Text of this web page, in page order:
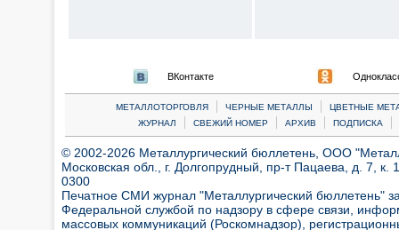
ВКонтакте
МЕТАЛЛОТОРГОВЛЯ | ЧЕРНЫЕ МЕТАЛЛЫ |
ЦВЕТНЫЕ
ЖУРНАЛ
| СВЕЖИЙ НОМЕР | АРХИВ | ПОДПИСКА |
© 2002-2026 Металлургический бюллетень, ООО
Московская обл., г. Долгопрудный, пр-т Пацаева, д. 7,
0300
Печатное СМИ журнал "Металлургический бюллетень"
Федеральной службой по надзору в сфере связи,
массовых коммуникаций (Роскомнадзор),